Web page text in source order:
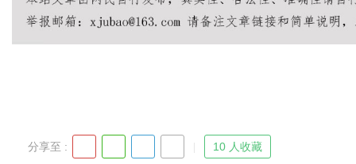
分享至 : 10 人收藏